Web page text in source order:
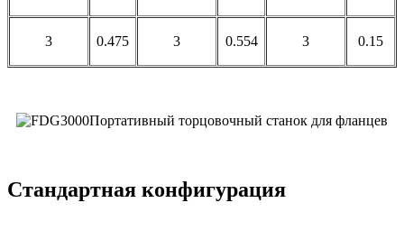
3 0.475 3 0.554 3 0.15
Стандартная конфигурация